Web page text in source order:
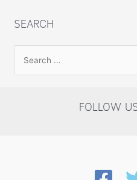
SEARCH
FOLLOW